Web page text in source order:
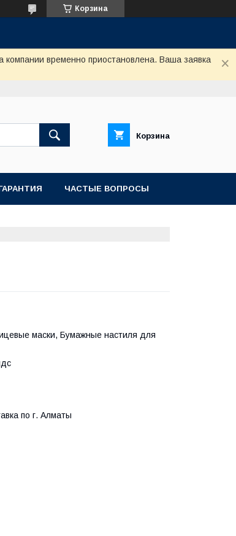
Корзина
временно приостановлена. Ваша заявка
Корзина
ЧАСТЫЕ ВОПРОСЫ
маски, Бумажные настиля для
по г. Алматы